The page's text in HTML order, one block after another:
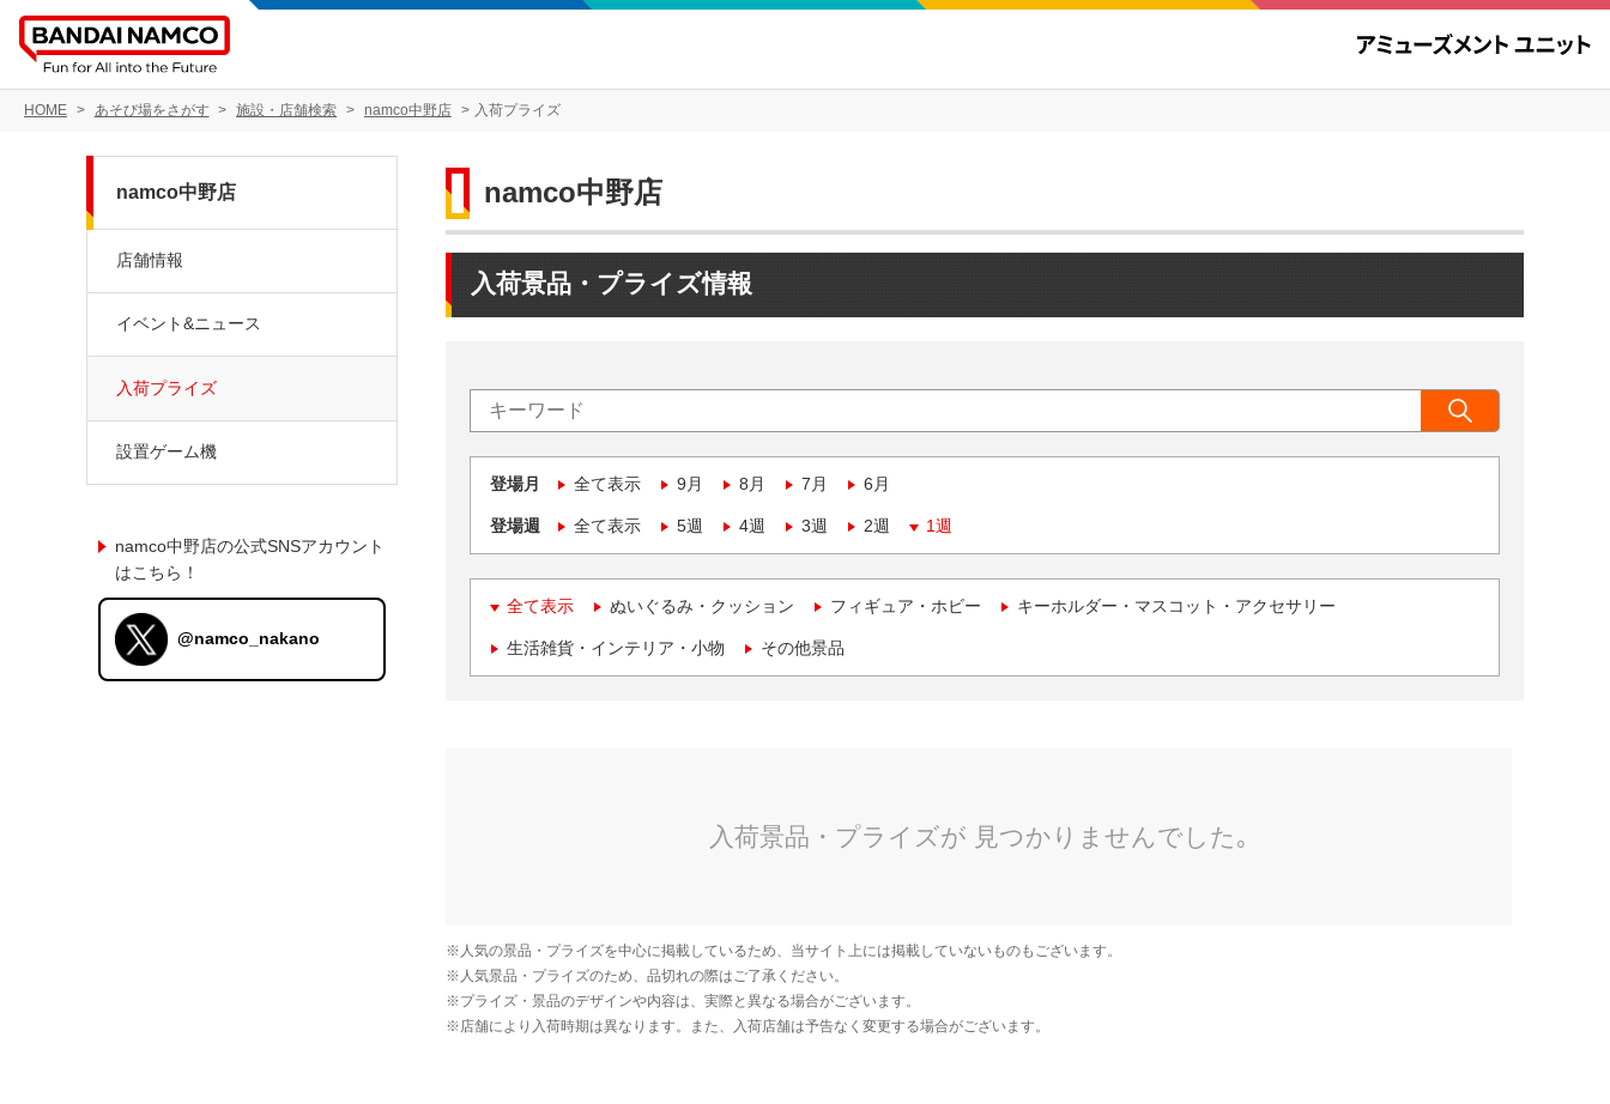
HOME あそび場をさがす 施設・店舗検索 namco中野店 入荷プライズ
namco中野店
入荷景品・プライズ情報
登場月 全て表示 9月 8月 7月 6月
登場週 全て表示 5週 4週 3週 2週 1週
全て表示 ぬいぐるみ・クッション フィギュア・ホビー キーホルダー・マスコット・アクセサリー
生活雑貨・インテリア・小物 その他景品
namco中野店
店舗情報
イベント&ニュース
入荷プライズ
設置ゲーム機
namco中野店の公式SNSアカウント
はこちら！
@namco_nakano